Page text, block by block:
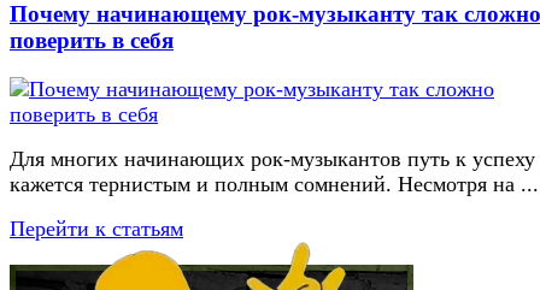
Почему начинающему рок-музыканту так сложно
поверить в себя
Для многих начинающих рок-музыкантов путь к успеху
кажется тернистым и полным сомнений. Несмотря на ...
Перейти к статьям